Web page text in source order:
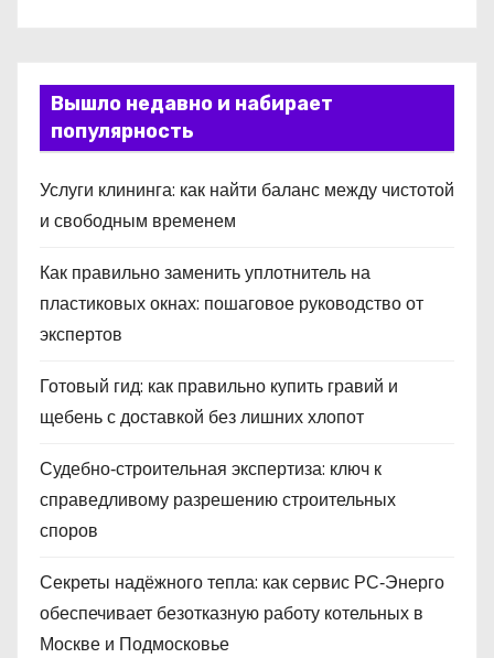
Вышло недавно и набирает
популярность
Услуги клининга: как найти баланс между чистотой
и свободным временем
Как правильно заменить уплотнитель на
пластиковых окнах: пошаговое руководство от
экспертов
Готовый гид: как правильно купить гравий и
щебень с доставкой без лишних хлопот
Судебно‑строительная экспертиза: ключ к
справедливому разрешению строительных
споров
Секреты надёжного тепла: как сервис РС‑Энерго
обеспечивает безотказную работу котельных в
Москве и Подмосковье